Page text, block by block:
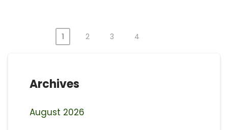
1 2 3 4
Archives
August 2026